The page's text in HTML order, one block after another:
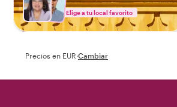
Elige a tu local favorito
Precios en EUR·Cambiar